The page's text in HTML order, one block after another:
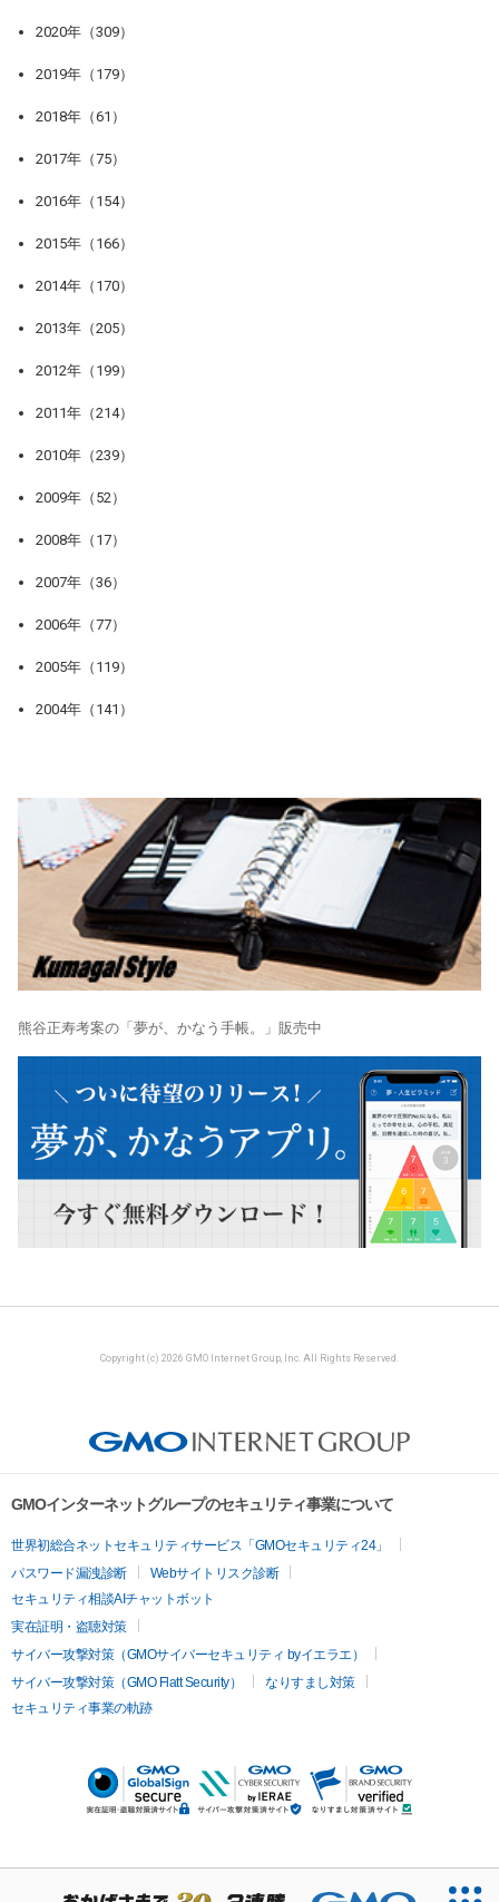
2020年（309）
2019年（179）
2018年（61）
2017年（75）
2016年（154）
2015年（166）
2014年（170）
2013年（205）
2012年（199）
2011年（214）
2010年（239）
2009年（52）
2008年（17）
2007年（36）
2006年（77）
2005年（119）
2004年（141）
熊谷正寿考案の「夢が、かなう手帳。」販売中
Copyright (c) 2026 GMO Internet Group, Inc. All Rights Reserved.
GMOインターネットグループのセキュリティ事業について
世界初総合ネットセキュリティサービス「GMOセキュリティ24」
パスワード漏洩診断
Webサイトリスク診断
セキュリティ相談AIチャットボット
実在証明・盗聴対策
サイバー攻撃対策（GMOサイバーセキュリティ byイエラエ）
サイバー攻撃対策（GMO Flatt Security）
なりすまし対策
セキュリティ事業の軌跡